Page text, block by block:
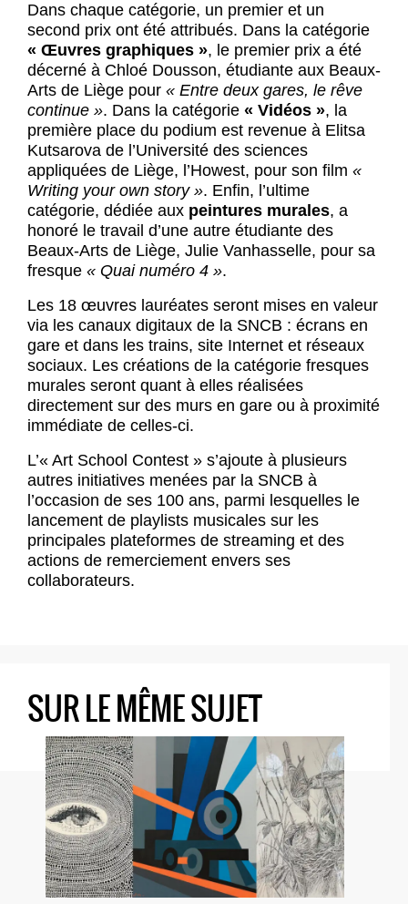
Dans chaque catégorie, un premier et un
second prix ont été attribués. Dans la catégorie
« Œuvres graphiques », le premier prix a été
décerné à Chloé Dousson, étudiante aux Beaux-
Arts de Liège pour « Entre deux gares, le rêve
continue ». Dans la catégorie « Vidéos », la
première place du podium est revenue à Elitsa
Kutsarova de l’Université des sciences
appliquées de Liège, l’Howest, pour son film «
Writing your own story ». Enfin, l’ultime
catégorie, dédiée aux peintures murales, a
honoré le travail d’une autre étudiante des
Beaux-Arts de Liège, Julie Vanhasselle, pour sa
fresque « Quai numéro 4 ».
Les 18 œuvres lauréates seront mises en valeur
via les canaux digitaux de la SNCB : écrans en
gare et dans les trains, site Internet et réseaux
sociaux. Les créations de la catégorie fresques
murales seront quant à elles réalisées
directement sur des murs en gare ou à proximité
immédiate de celles-ci.
L’« Art School Contest » s’ajoute à plusieurs
autres initiatives menées par la SNCB à
l’occasion de ses 100 ans, parmi lesquelles le
lancement de playlists musicales sur les
principales plateformes de streaming et des
actions de remerciement envers ses
collaborateurs.
SUR LE MÊME SUJET